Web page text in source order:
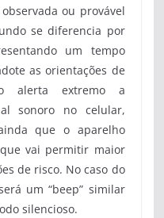
ou provável
se diferencia por
um tempo
as orientações de
alerta extremo a
sonoro no celular,
que o aparelho
vai permitir maior
de risco. No caso do
um “beep” similar
silencioso.